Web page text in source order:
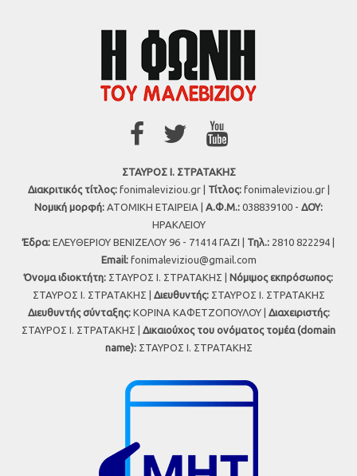
ΣΤΑΥΡΟΣ Ι. ΣΤΡΑΤΑΚΗΣ
Διακριτικός τίτλος:fonimaleviziou.gr | Τίτλος:fonimaleviziou.gr |
Νομική μορφή: ΑΤΟΜΙΚΗ ΕΤΑΙΡΕΙΑ | Α.Φ.Μ.: 038839100 - ΔΟΥ:
ΗΡΑΚΛΕΙΟΥ
Έδρα: ΕΛΕΥΘΕΡΙΟΥ ΒΕΝΙΖΕΛΟΥ 96 - 71414 ΓΑΖΙ | Τηλ.: 2810 822294 |
Εmail: fonimaleviziou@gmail.com
Όνομα ιδιοκτήτη: ΣΤΑΥΡΟΣ Ι. ΣΤΡΑΤΑΚΗΣ | Νόμιμος εκπρόσωπος:
ΣΤΑΥΡΟΣ Ι. ΣΤΡΑΤΑΚΗΣ | Διευθυντής:ΣΤΑΥΡΟΣ Ι. ΣΤΡΑΤΑΚΗΣ
Διευθυντής σύνταξης:ΚΟΡΙΝΑ ΚΑΦΕΤΖΟΠΟΥΛΟΥ | Διαχειριστής:
ΣΤΑΥΡΟΣ Ι. ΣΤΡΑΤΑΚΗΣ | Δικαιούχος του ονόματος τομέα (domain
name):ΣΤΑΥΡΟΣ Ι. ΣΤΡΑΤΑΚΗΣ